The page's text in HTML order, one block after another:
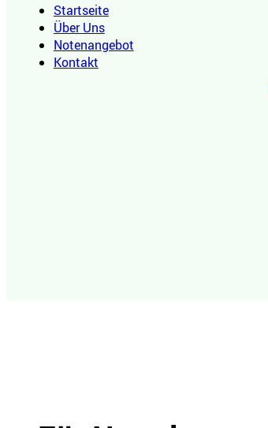
Startseite
Über Uns
Notenangebot
Kontakt